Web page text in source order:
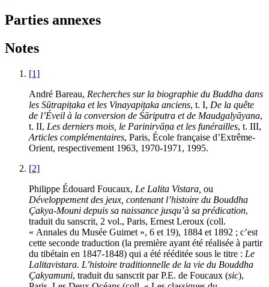
Parties annexes
Notes
[1]
André Bareau, Recherches sur la biographie du Buddha dans
les Sūtrapiṭaka et les Vinayapiṭaka anciens, t. I, De la quête
de l’Éveil à la conversion de Śāriputra et de Maudgalyāyana,
t. II, Les derniers mois, le Parinirvāṇa et les funérailles, t. III,
Articles complémentaires, Paris, École française d’Extrême-
Orient, respectivement 1963, 1970-1971, 1995.
[2]
Philippe Édouard Foucaux, Le Lalita Vistara, ou
Développement des jeux, contenant l’histoire du Bouddha
Çakya-Mouni depuis sa naissance jusqu’à sa prédication,
traduit du sanscrit, 2 vol., Paris, Ernest Leroux (coll.
« Annales du Musée Guimet », 6 et 19), 1884 et 1892 ; c’est
cette seconde traduction (la première ayant été réalisée à partir
du tibétain en 1847-1848) qui a été rééditée sous le titre : Le
Lalitavistara. L’histoire traditionnelle de la vie du Bouddha
Çakyamuni, traduit du sanscrit par P.E. de Foucaux (sic),